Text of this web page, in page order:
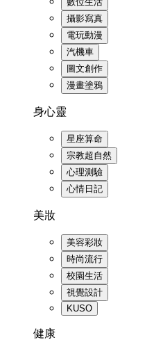
攝影寫真
電玩動漫
汽機車
圖文創作
漫畫塗鴉
身心靈
星座算命
宗教超自然
心理測驗
心情日記
美妝
美容彩妝
時尚流行
校園生活
視覺設計
KUSO
健康